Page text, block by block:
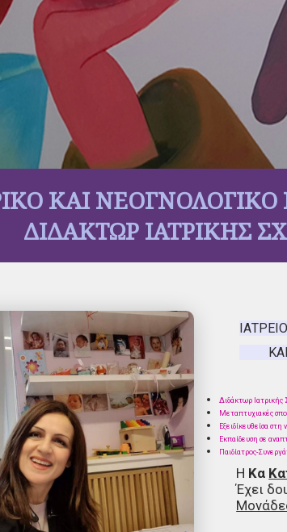
ΚΑΙ
ΔΙΔΑΚΤΩΡ ΙΑΤΡΙΚΗΣ
ΚΑΙ
Διδάκτωρ
Μεταπτυχιακές
Εξειδίκευθείσα
Εκπαίδευση σε
Παιδίατρος-
Η Κα
Έχει